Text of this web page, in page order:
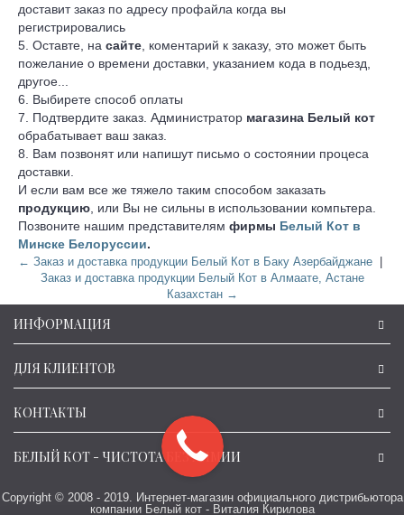
доставит заказ по адресу профайла когда вы
регистрировались
5. Оставте, на сайте , коментарий к заказу, это может быть
пожелание о времени доставки, указанием кода в подьезд,
другое...
6. Выбирете способ оплаты
7. Подтвердите заказ. Администратор магазина Белый кот
обрабатывает ваш заказ.
8. Вам позвонят или напишут письмо о состоянии процеса
доставки.
И если вам все же тяжело таким способом заказать
продукцию , или Вы не сильны в использовании компьтера.
Позвоните нашим представителям фирмы Белый Кот в
Минске Белоруссии.
← Заказ и доставка продукции Белый Кот в Баку Азербайджане
Заказ и доставка продукции Белый Кот в Алмаате, Астане
Казахстан →
ИНФОРМАЦИЯ
ДЛЯ КЛИЕНТОВ
КОНТАКТЫ
БЕЛЫЙ КОТ - ЧИСТОТА БЕЗ ХИМИИ
Copyright © 2008 - 2019. Интернет-магазин официального дистрибьютора
компании Белый кот - Виталия Кирилова